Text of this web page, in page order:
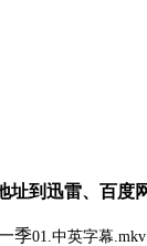
址到迅雷、百度
季01.中英字幕.mkv